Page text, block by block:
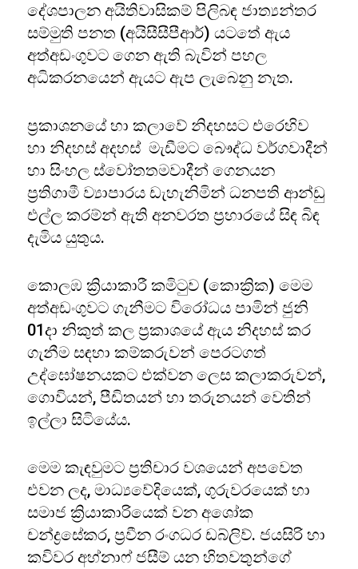
දේශපාලන අයිතිවාසිකම් පිලිබඳ ජාත්‍යන්තර
සම්මුති පනත (අයිසීසීපීආර්) යටතේ ඇය
අත්අඩංගුවට ගෙන ඇති බැවින් පහල
අධිකරනයෙන් ඇයට ඇප ලැබෙනු නැත.
ප්‍රකාශනයේ හා කලාවේ නිදහසට එරෙහිව
හා නිදහස් අදහස් මැඩීමට බෞද්ධ වර්ගවාදීන්
හා සිංහල ස්වෝතතමවාදීන් ගෙනයන
ප්‍රතිගාමී ව්‍යාපාරය ඩැහැනිමින් ධනපති ආන්ඩු
එල්ල කරම්න් ඇති අනවරත ප්‍රහාරයේ සිඳ බිඳ
දැමිය යුතුය.
කොලඹ ක්‍රියාකාරී කමිටුව (කොක්‍රික) මෙම
අත්අඩංගුවට ගැනීමට විරෝධය පාමින් ජුනි
01දා නිකුත් කල ප්‍රකාශයේ ඇය නිදහස් කර
ගැනීම සඳහා කම්කරුවන් පෙරටගත්
උද්ඝෝෂනයකට එක්වන ලෙස කලාකරුවන්,
ගොවියන්, පීඩිතයන් හා තරුනයන් වෙතින්
ඉල්ලා සිටියේය.
මෙම කැඳවුමට ප්‍රතිචාර වශයෙන් අපවෙත
එවන ලද, මාධ්‍යවේදියෙක්, ගුරුවරයෙක් හා
සමාජ ක්‍රියාකාරියෙක් වන අශෝක
චන්ද්‍රසේකර, ප්‍රවීන රංගධර ඩබ්ලිව්. ජයසිරි හා
කවිවර අහ්නාෆ් ජසීම් යන හිතවතුන්ගේ